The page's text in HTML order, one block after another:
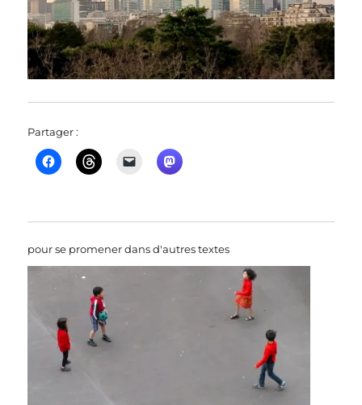
Partager :
pour se promener dans d'autres textes